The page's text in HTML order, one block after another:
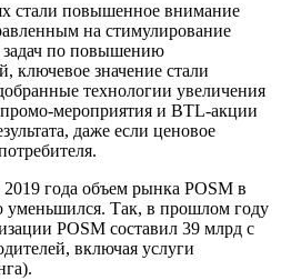
стали повышенное внимание
на стимулирование
по повышению
ключевое значение стали
технологии увеличения
мероприятия и BTL-акции
даже если ценовое
года объем рынка POSM в
уменьшился. Так, в прошлом году
POSM составил 39 млрд с
включая услуги